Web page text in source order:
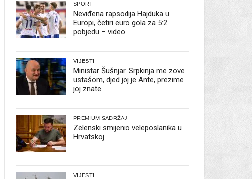
SPORT
Neviđena rapsodija Hajduka u
Europi, četiri euro gola za 5:2
pobjedu – video
VIJESTI
Ministar Šušnjar: Srpkinja me zove
ustašom, djed joj je Ante, prezime
joj znate
PREMIUM SADRŽAJ
Zelenski smijenio veleposlanika u
Hrvatskoj
VIJESTI